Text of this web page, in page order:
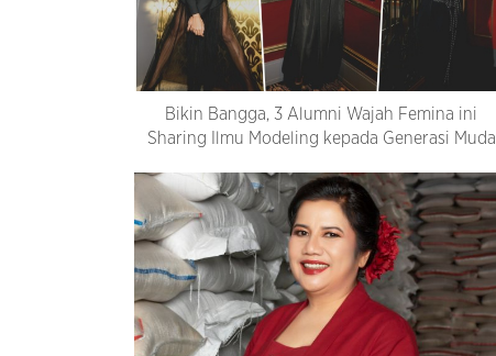
Bikin Bangga, 3 Alumni Wajah Femina ini
Sharing Ilmu Modeling kepada Generasi Muda